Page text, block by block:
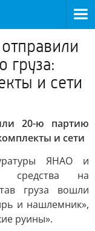
груза:
и сети
20-ю партию
и сети
ЯНАО и
средства на
груза вошли
и нашлемник»,
руины».